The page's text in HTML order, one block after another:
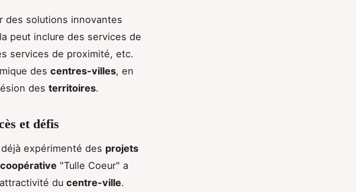
des solutions innovantes
peut inclure des services de
services de proximité, etc.
des centres-villes, en
des territoires.
et défis
expérimenté des projets
coopérative "Tulle Coeur" a
du centre-ville.